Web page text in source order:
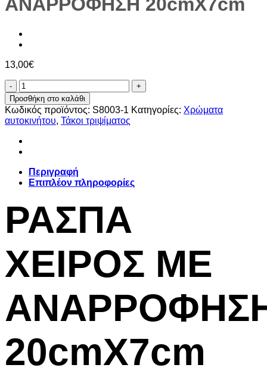
ΑΝΑΡΡΟΦΗΣΗ 20cmX7cm
13,00€
ΡΑΣΠΑΚΙ
ΧΕΙΡΟΣ
ΜΕ
ΑΝΑΡΡΟΦΗΣΗ
20cmX7cm
ποσότητα
Προσθήκη στο καλάθι
Κωδικός προϊόντος: S8003-1 Κατηγορίες: Χρώματα
αυτοκινήτου, Τάκοι τριψίματος
Περιγραφή
Επιπλέον πληροφορίες
ΡΑΣΠΑ
ΧΕΙΡΟΣ ΜΕ
20cmX7cm